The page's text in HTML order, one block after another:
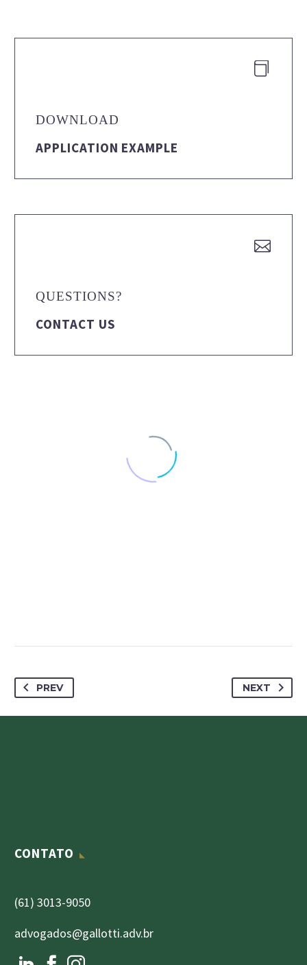


DOWNLOAD
APPLICATION EXAMPLE


QUESTIONS?
CONTACT US
PREV NEXT
CONTATO
(61) 3013-9050
advogados@gallotti.adv.br